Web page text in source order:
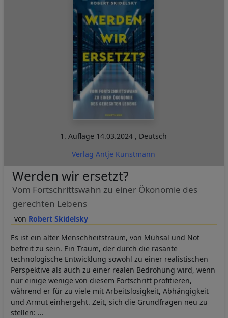
1. Auflage 14.03.2024 , Deutsch
Verlag Antje Kunstmann
Robert Skidelsky
Werden wir ersetzt?
Vom Fortschrittswahn zu einer Ökonomie des
gerechten Lebens
Es ist ein alter Menschheitstraum, von Mühsal und Not
befreit zu sein. Ein Traum, der durch die rasante
technologische Entwicklung sowohl zu einer realistischen
Perspektive als auch zu einer realen Bedrohung wird, wenn
nur einige wenige von diesem Fortschritt profitieren,
während er für zu viele mit Arbeitslosigkeit, Abhängigkeit
und Armut einhergeht. Zeit, sich die Grundfragen neu zu
stellen: ...